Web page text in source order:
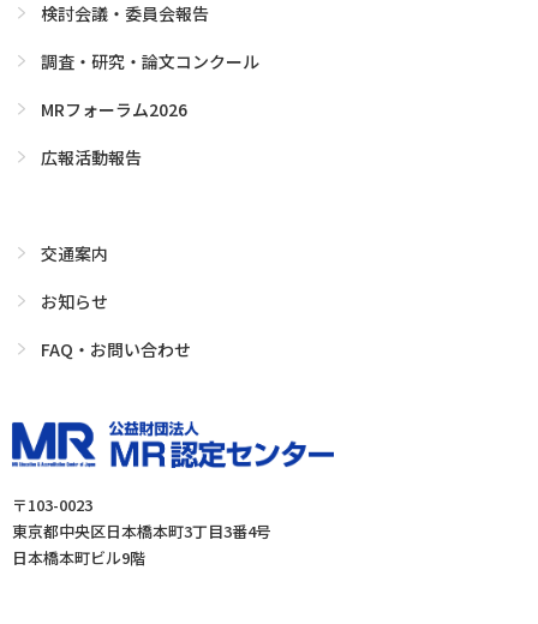
〒103-0023
東京都中央区日本橋本町3丁目3番4号
日本橋本町ビル9階
検討会議・委員会報告
調査・研究・論文コンクール
MRフォーラム2026
広報活動報告
交通案内
お知らせ
FAQ・お問い合わせ